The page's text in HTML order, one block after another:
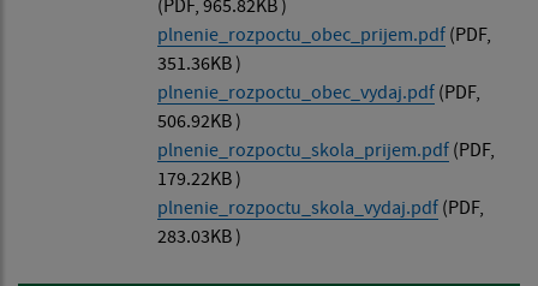
(PDF, 965.82KB )
plnenie_rozpoctu_obec_prijem.pdf (PDF,
351.36KB )
plnenie_rozpoctu_obec_vydaj.pdf (PDF,
506.92KB )
plnenie_rozpoctu_skola_prijem.pdf (PDF,
179.22KB )
plnenie_rozpoctu_skola_vydaj.pdf (PDF,
283.03KB )